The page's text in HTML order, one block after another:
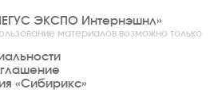
ЭКСПО Интернэшнл»
материалов возможно только
«Сибирикс»